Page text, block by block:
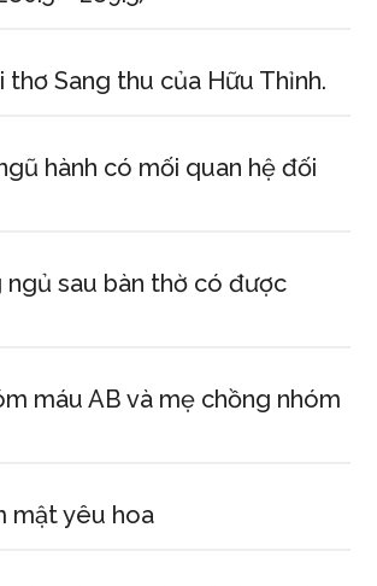
thơ Sang thu của Hữu Thỉnh.
hành có mối quan hệ đối
ngủ sau bàn thờ có được
máu AB và mẹ chồng nhóm
mật yêu hoa